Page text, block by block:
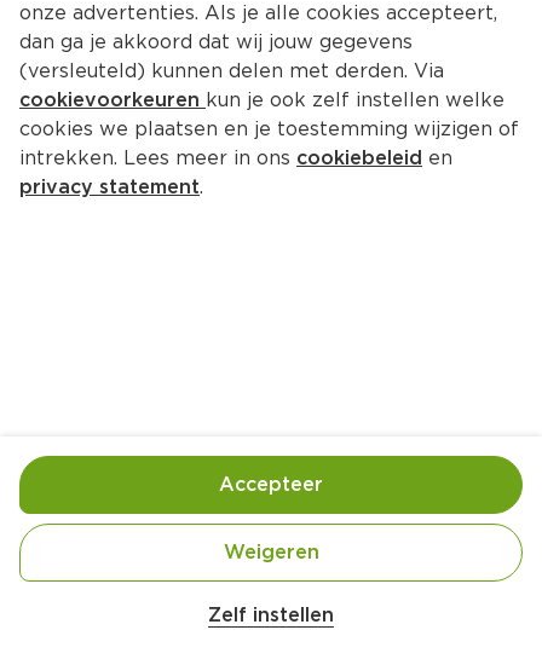
PLUS Boerentrots
Runderschenkel
Handige informatie over dit product
Beter Leven 2 Ster
onze advertenties. Als je alle cookies accepteert,
dan ga je akkoord dat wij jouw gegevens
(versleuteld) kunnen delen met derden. Via
cookievoorkeuren kun je ook zelf instellen welke
cookies we plaatsen en je toestemming wijzigen of
intrekken. Lees meer in ons cookiebeleid en
privacy statement.
Zelf instellen
Weigeren
Accepteer